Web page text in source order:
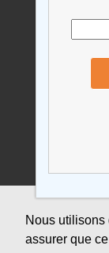
Nous
assurer que